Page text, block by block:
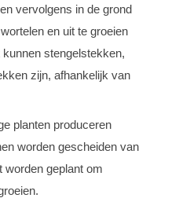
vervolgens in de grond
en uit te groeien
stengelstekken,
zijn, afhankelijk van
planten produceren
worden gescheiden van
worden geplant om